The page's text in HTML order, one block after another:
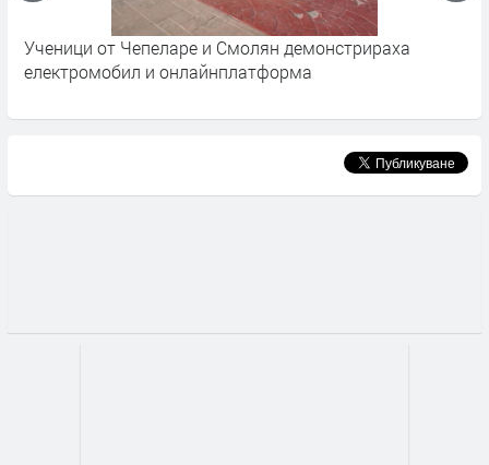
Ученици от Чепеларе и Смолян демонстрираха
електромобил и онлайнплатформа